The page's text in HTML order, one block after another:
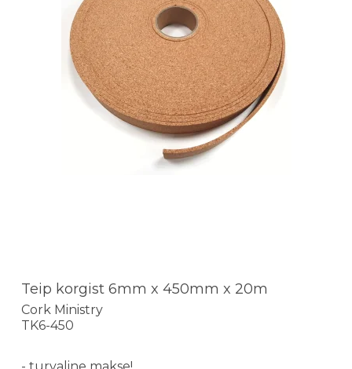
Teip korgist 6mm x 450mm x 20m
Cork Ministry
TK6-450